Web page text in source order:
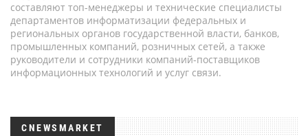
составляют топ-менеджеры и технические специалисты
департаментов информатизации федеральных и
региональных органов государственной власти, банков,
промышленных компаний, розничных сетей, а также
руководители и сотрудники компаний-поставщиков
информационных технологий и услуг связи.
CNEWSMARKET